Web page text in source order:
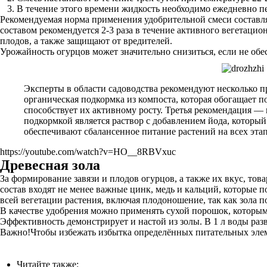
В течение этого времени жидкость необходимо ежедневно
Рекомендуемая норма применения удобрительной смеси
составом рекомендуется 2-3 раза в течение активного
плодов, а также защищают от вредителей.
Урожайность огурцов может значительно снизиться, если не
Эксперты в области садоводства рекомендуют
органическая подкормка из компоста, которая
способствует их активному росту. Третья
подкормкой является раствор с добавлением йода,
обеспечивают сбалансенное питание растений на всех
https://youtube.com/watch?v=HO__8RBVxuc
Древесная зола
За формирование завязи и плодов огурцов, а также их вкус,
состав входят не менее важные цинк, медь и кальций, которые
всей вегетации растения, включая плодоношение, так как зола
В качестве удобрения можно применять сухой порошок,
Эффективность демонстрирует и настой из золы. В 1 л воды
Важно!Чтобы избежать избытка определённых питательных
Читайте также: